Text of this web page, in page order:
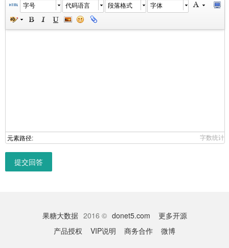
字号 代码语言 段落格式 字体
元素路径: 字数统计
提交回答
果糖大数据 2016 © donet5.com
更多开源
产品授权
VIP说明 商务合作 微博